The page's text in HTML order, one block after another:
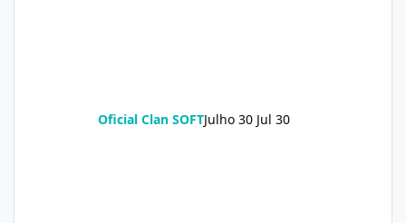
Oficial Clan SOFTJulho 30 Jul 30